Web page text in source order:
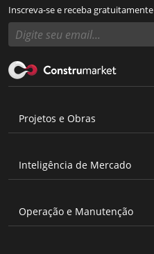
Inscreva-se e receba gratuitamente
Projetos e Obras
Inteligência de Mercado
Operação e Manutenção